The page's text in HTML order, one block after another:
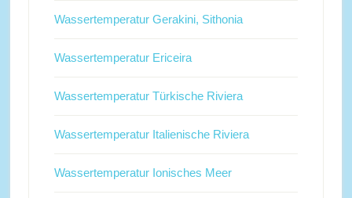
Wassertemperatur Gerakini, Sithonia
Wassertemperatur Ericeira
Wassertemperatur Türkische Riviera
Wassertemperatur Italienische Riviera
Wassertemperatur Ionisches Meer